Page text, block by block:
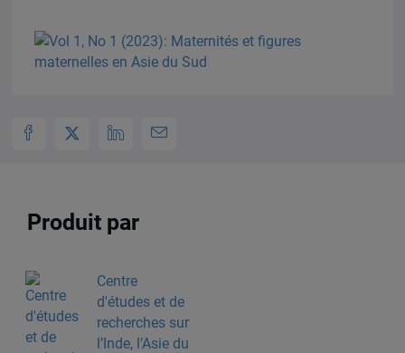
Produit par
Centre
d'études et de
recherches sur
l’Inde, l’Asie du